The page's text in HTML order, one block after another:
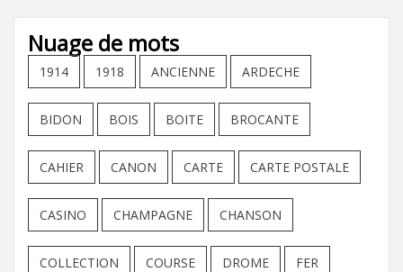
Nuage de mots
1914 1918 ANCIENNE ARDECHE
BIDON BOIS BOITE BROCANTE
CAHIER CANON CARTE CARTE POSTALE
CASINO CHAMPAGNE CHANSON
COLLECTION COURSE DROME FER